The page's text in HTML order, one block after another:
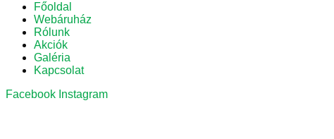
Főoldal
Webáruház
Rólunk
Akciók
Galéria
Kapcsolat
Facebook Instagram